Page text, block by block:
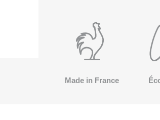
Made in France